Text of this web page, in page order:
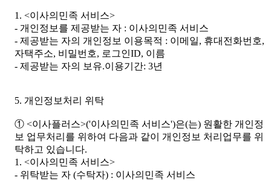
1. <이사의민족 서비스>
- 개인정보를 제공받는 자 : 이사의민족 서비스
- 제공받는 자의 개인정보 이용목적 : 이메일, 휴대전화번호,
자택주소, 비밀번호, 로그인ID, 이름
- 제공받는 자의 보유.이용기간: 3년
5. 개인정보처리 위탁
① <이사플러스>('이사의민족 서비스')은(는) 원활한 개인정
보 업무처리를 위하여 다음과 같이 개인정보 처리업무를 위
탁하고 있습니다.
1. <이사의민족 서비스>
- 위탁받는 자 (수탁자) : 이사의민족 서비스